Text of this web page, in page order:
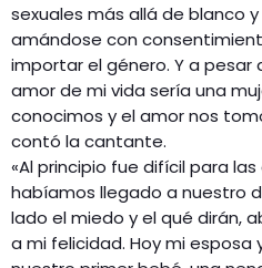
sexuales más allá de blanco
amándose con
importar el género. Y a pesar
amor de mi vida sería una
conocimos y el amor nos
contó la cantante.
«Al principio fue difícil para
habíamos llegado a nuestro
lado el miedo y el qué dirán,
a mi felicidad. Hoy mi